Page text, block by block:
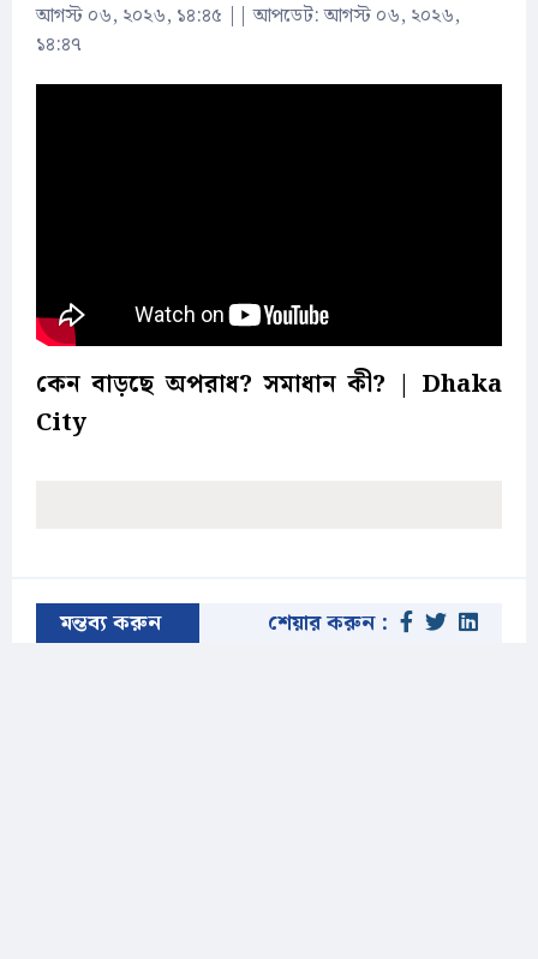
আগস্ট ০৬, ২০২৬, ১৪:৪৫ ||আপডেট: আগস্ট ০৬, ২০২৬,
১৪:৪৭
কেন বাড়ছে অপরাধ? সমাধান কী? | Dhaka
City
মন্তব্য করুন শেয়ার করুন :